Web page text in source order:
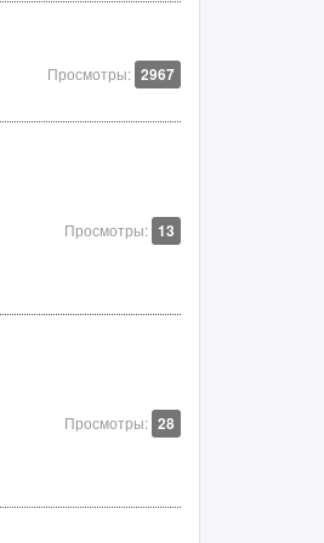
Просмотры: 2967
Просмотры: 13
Просмотры: 28